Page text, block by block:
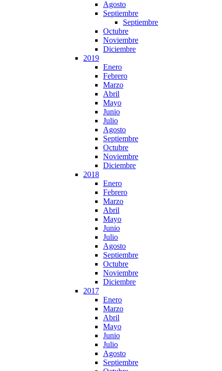
Agosto
Septiembre
Septiembre
Octubre
Noviembre
Diciembre
2019
Enero
Febrero
Marzo
Abril
Mayo
Junio
Julio
Agosto
Septiembre
Octubre
Noviembre
Diciembre
2018
Enero
Febrero
Marzo
Abril
Mayo
Junio
Julio
Agosto
Septiembre
Octubre
Noviembre
Diciembre
2017
Enero
Marzo
Abril
Mayo
Junio
Julio
Agosto
Septiembre